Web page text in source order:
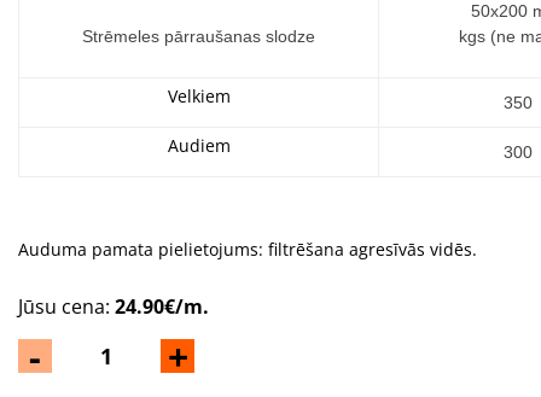
Strēmeles pārraušanas slodze
50х200
kgs (ne
Velkiem 350
Audiem 300
Auduma pamata pielietojums: filtrēšana agresīvās vidēs.
- +
Jūsu cena: 24.90€/m.